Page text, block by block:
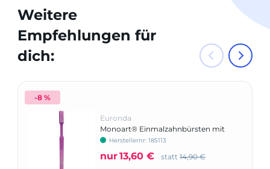
Weitere
Empfehlungen für
dich:
-8 %
Euronda
Monoart® Einmalzahnbürsten mit
PastaHerstellernr: 185113
nur13,60 € statt 14,90 €